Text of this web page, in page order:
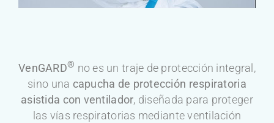
VenGARD® no es un traje de protección integral,
sino una capucha de protección respiratoria
asistida con ventilador, diseñada para proteger
las vías respiratorias mediante ventilación